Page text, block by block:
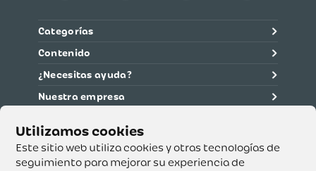
Este sitio web utiliza cookies y otras tecnologías de
seguimiento para mejorar su experiencia de
Categorías
Contenido
¿Necesitas ayuda?
Nuestra empresa